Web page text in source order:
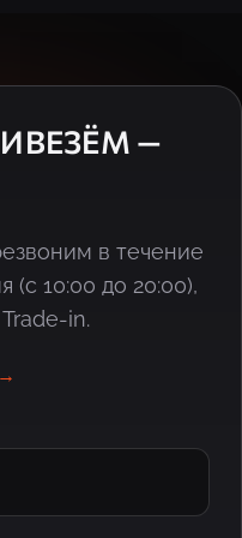
—
в течение
(с 10:00 до 20:00),
in.